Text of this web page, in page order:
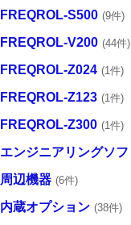
FREQROL-S500 (9件)
FREQROL-V200 (44件)
FREQROL-Z024 (1件)
FREQROL-Z123 (1件)
FREQROL-Z300 (1件)
エンジニアリングソ
周辺機器 (6件)
内蔵オプション (38件)